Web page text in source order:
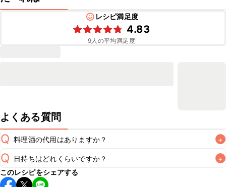
レシピ満足度
4.83
9人の平均満足度
よくある質問
Q 料理酒の代用はありますか？ +
A
Q 日持ちはどれくらいですか？ +
保存期間は冷蔵で翌日中が目安です。なるべくお早めにお召
このレシピをシェアする